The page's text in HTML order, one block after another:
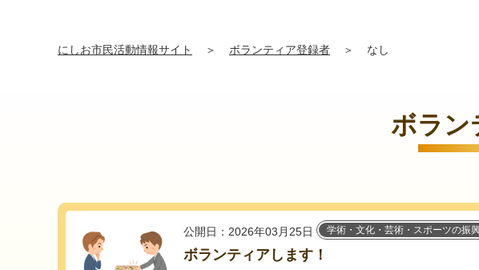
にしお市民活動情報サイト ＞ ボランティア登録者 ＞ なし
ボラン
公開日：2026年03月25日 学術・文化・芸術・スポーツの振
ボランティアします！